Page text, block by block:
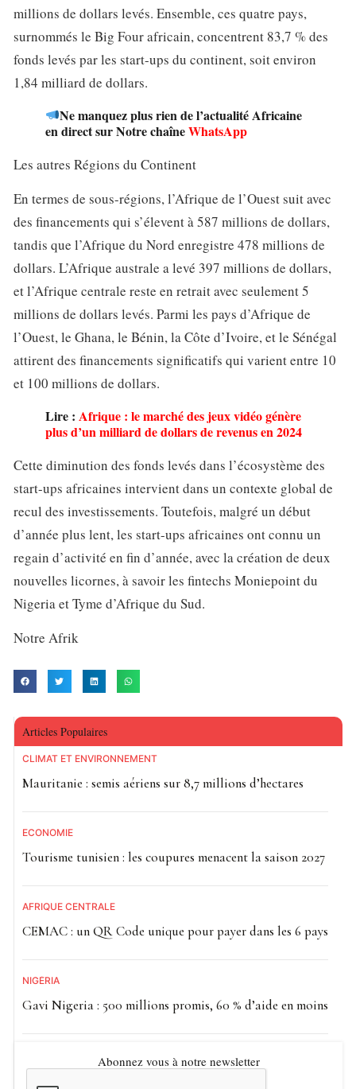
millions de dollars levés. Ensemble, ces quatre pays,
surnommés le Big Four africain, concentrent 83,7 % des
fonds levés par les start-ups du continent, soit environ
1,84 milliard de dollars.
Ne manquez plus rien de l’actualité Africaine
en direct sur Notre chaîneWhatsApp
Les autres Régions du Continent
En termes de sous-régions, l’Afrique de l’Ouest suit avec
des financements qui s’élevent à 587 millions de dollars,
tandis que l’Afrique du Nord enregistre 478 millions de
dollars. L’Afrique australe a levé 397 millions de dollars,
et l’Afrique centrale reste en retrait avec seulement 5
millions de dollars levés. Parmi les pays d’Afrique de
l’Ouest, le Ghana, le Bénin, la Côte d’Ivoire, et le Sénégal
attirent des financements significatifs qui varient entre 10
et 100 millions de dollars.
Lire : Afrique : le marché des jeux vidéo génère
plus d’un milliard de dollars de revenus en 2024
Cette diminution des fonds levés dans l’écosystème des
start-ups africaines intervient dans un contexte global de
recul des investissements. Toutefois, malgré un début
d’année plus lent, les start-ups africaines ont connu un
regain d’activité en fin d’année, avec la création de deux
nouvelles licornes, à savoir les fintechs Moniepoint du
Nigeria et Tyme d’Afrique du Sud.
Notre Afrik
Articles Populaires
CLIMAT ET ENVIRONNEMENT
Mauritanie : semis aériens sur 8,7 millions d’hectares
ECONOMIE
Tourisme tunisien : les coupures menacent la saison 2027
AFRIQUE CENTRALE
CEMAC : un QR Code unique pour payer dans les 6 pays
NIGÉRIA
Gavi Nigeria : 500 millions promis, 60 % d’aide en moins
Abonnez vous à notre newsletter